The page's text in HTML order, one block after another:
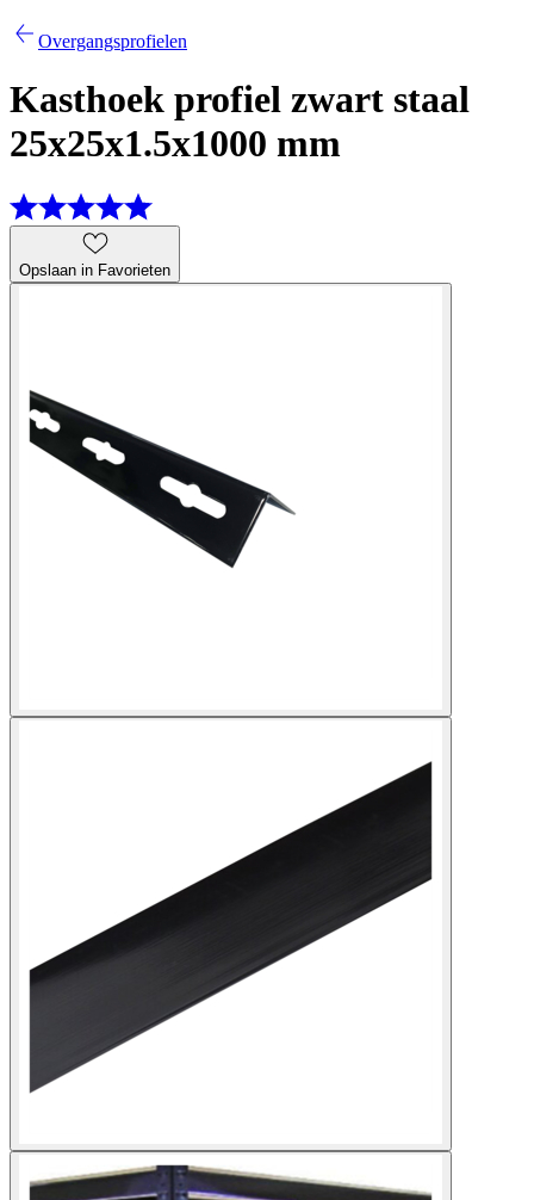
Overgangsprofielen
Kasthoek profiel zwart staal
25x25x1.5x1000 mm
Opslaan in Favorieten